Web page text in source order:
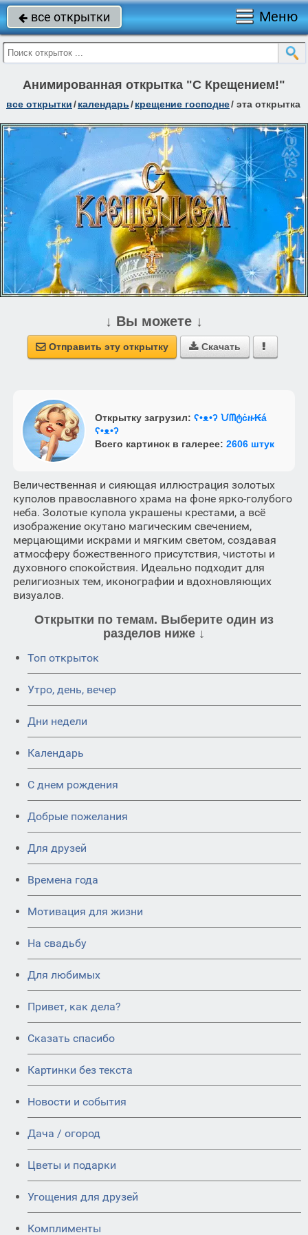
 все открытки Меню
Анимированная открытка "С Крещением!"
все открытки/календарь/крещение господне/ эта открытка
↓ Вы можете ↓
 Отправить эту открытку  Скачать 
Открытку загрузил: ʕ•ᴥ•ʔ ᙀᗰტċዙ₭á
ʕ•ᴥ•ʔ
Всего картинок в галерее: 2606 штук
Величественная и сияющая иллюстрация золотых
куполов православного храма на фоне ярко-голубого
неба. Золотые купола украшены крестами, а всё
изображение окутано магическим свечением,
мерцающими искрами и мягким светом, создавая
атмосферу божественного присутствия, чистоты и
духовного спокойствия. Идеально подходит для
религиозных тем, иконографии и вдохновляющих
визуалов.
Открытки по темам. Выберите один из
разделов ниже ↓
Топ открыток
Утро, день, вечер
Дни недели
Календарь
C днем рождения
Добрые пожелания
Для друзей
Времена года
Мотивация для жизни
На свадьбу
Для любимых
Привет, как дела?
Сказать спасибо
Картинки без текста
Новости и события
Дача / огород
Цветы и подарки
Угощения для друзей
Комплименты